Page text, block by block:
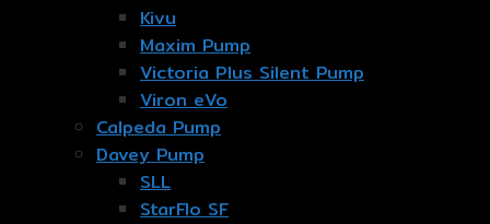
Kivu
Maxim Pump
Victoria Plus Silent Pump
Viron eVo
Calpeda Pump
Davey Pump
SLL
StarFlo SF